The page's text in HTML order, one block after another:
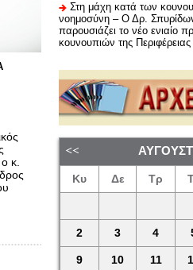
κ.
Στη μάχη κατά των
νοημοσύνη – Ο Δρ.
παρουσιάζει το νέο ενιαίο
κουνουπιών της
Κυ Δε Τρ
2 3 4
9 10 11